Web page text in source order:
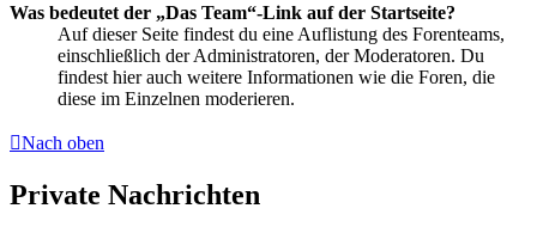
Was bedeutet der „Das Team“-Link auf der Startseite?
Auf dieser Seite findest du eine Auflistung des Forenteams,
einschließlich der Administratoren, der Moderatoren. Du
findest hier auch weitere Informationen wie die Foren, die
diese im Einzelnen moderieren.
Nach oben
Private Nachrichten